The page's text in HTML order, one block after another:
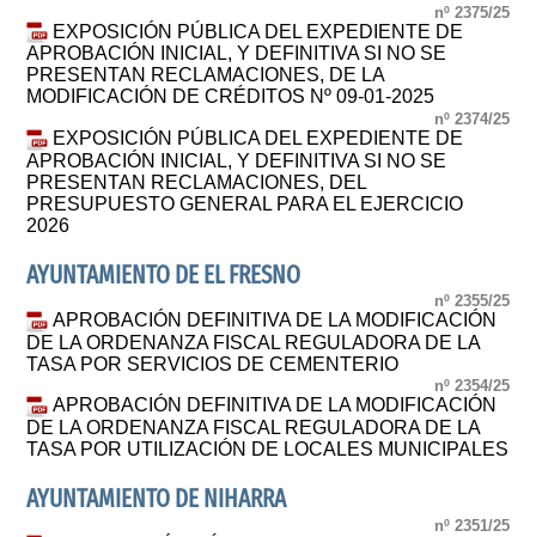
nº 2375/25
EXPOSICIÓN PÚBLICA DEL EXPEDIENTE DE
APROBACIÓN INICIAL, Y DEFINITIVA SI NO SE
PRESENTAN RECLAMACIONES, DE LA
MODIFICACIÓN DE CRÉDITOS Nº 09-01-2025
nº 2374/25
EXPOSICIÓN PÚBLICA DEL EXPEDIENTE DE
APROBACIÓN INICIAL, Y DEFINITIVA SI NO SE
PRESENTAN RECLAMACIONES, DEL
PRESUPUESTO GENERAL PARA EL EJERCICIO
2026
AYUNTAMIENTO DE EL FRESNO
nº 2355/25
APROBACIÓN DEFINITIVA DE LA MODIFICACIÓN
DE LA ORDENANZA FISCAL REGULADORA DE LA
TASA POR SERVICIOS DE CEMENTERIO
nº 2354/25
APROBACIÓN DEFINITIVA DE LA MODIFICACIÓN
DE LA ORDENANZA FISCAL REGULADORA DE LA
TASA POR UTILIZACIÓN DE LOCALES MUNICIPALES
AYUNTAMIENTO DE NIHARRA
nº 2351/25